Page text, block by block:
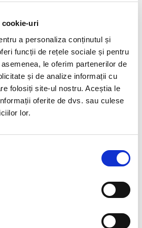
cookie-uri
a personaliza conținutul și
funcții de rețele sociale și pentru
le oferim partenerilor de
și de analize informații cu
folosiți site-ul nostru. Aceștia le
oferite de dvs. sau culese
lor.
in vigoare a Legii Internship-
administrat de Agentiile
Fortei de Munca, respectiv
Bucuresti. Organizatia-gazda are
pe baza de parola.
Evidenta cuprinde:
ale internului;
de internship;
INTERNSHIP
din Romania (CNIPMMR), ridica